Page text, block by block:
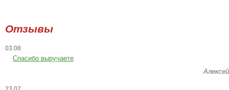
Отзывы
03.08
Спасибо выручаете
Алексей